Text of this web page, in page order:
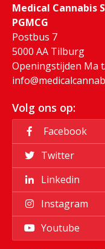
Medical Cannabis
PGMCG
Postbus 7
5000 AA Tilburg
Openingstijden Ma
Volg ons op:
Facebook
Twitter
Linkedin
Instagram
Youtube